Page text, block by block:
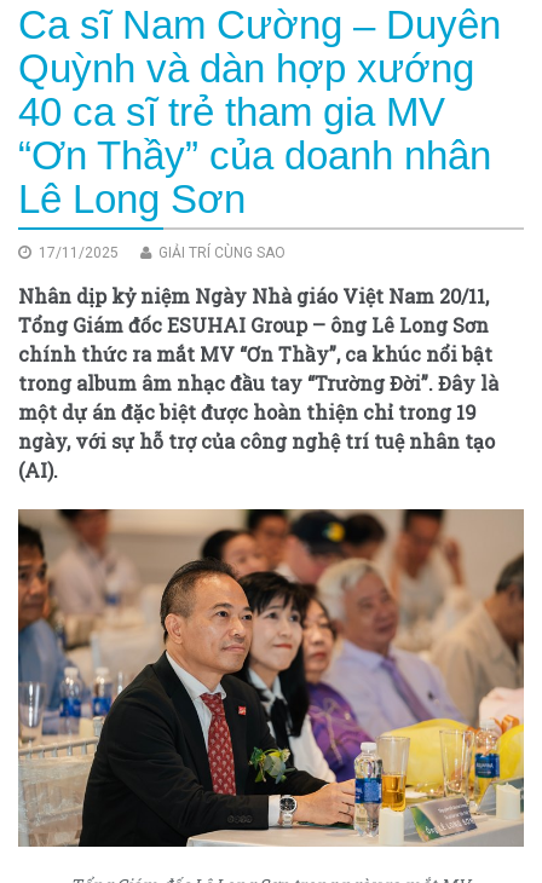
Ca sĩ Nam Cường – Duyên
Quỳnh và dàn hợp xướng
40 ca sĩ trẻ tham gia MV
“Ơn Thầy” của doanh nhân
Lê Long Sơn
17/11/2025 GIẢI TRÍ CÙNG SAO
Nhân dịp kỷ niệm Ngày Nhà giáo Việt Nam 20/11,
Tổng Giám đốc ESUHAI Group – ông Lê Long Sơn
chính thức ra mắt MV “Ơn Thầy”, ca khúc nổi bật
trong album âm nhạc đầu tay “Trường Đời”. Đây là
một dự án đặc biệt được hoàn thiện chỉ trong 19
ngày, với sự hỗ trợ của công nghệ trí tuệ nhân tạo
(AI).